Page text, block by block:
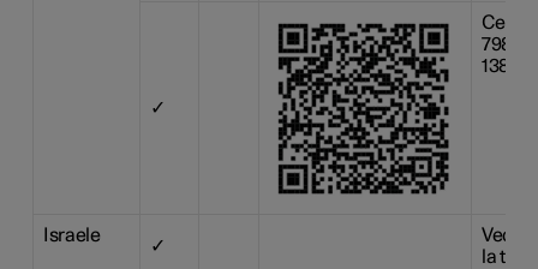
✓
13809
Israele
✓
la